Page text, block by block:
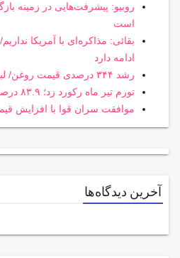
روبیو: پیشرفت‌هایی در زمینه
است
بقائی: مذاکره‌ای با آمریکا
ادامه دارد
رشد ۳۴۴ درصدی قیمت روغن/ لبنیات چقدر گران شد؟
تورم تیر ماه رکورد زد؛ ۸۳.۹ درصد
موافقت سران قوا با افزایش
آخرین دیدگاه‌ها